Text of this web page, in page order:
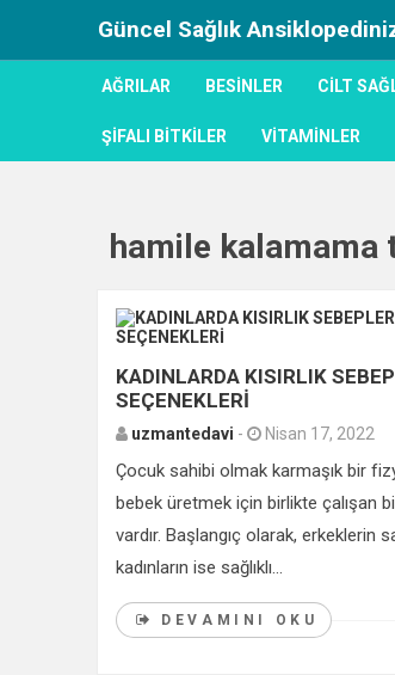
Güncel Sağlık
AĞRILAR BESINLER CILT
ŞIFALI BITKILER VITAMINLER
hamile kalamama
KADINLARDA KISIRLIK
SEÇENEKLERİ
uzmantedavi - Nisan 17, 2022
Çocuk sahibi olmak karmaşık bir
bebek üretmek için birlikte çalışan
vardır. Başlangıç olarak, erkeklerin
kadınların ise sağlıklı...
DEVAMINI OKU